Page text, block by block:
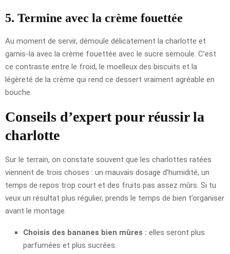
5. Termine avec la crème fouettée
Au moment de servir, démoule délicatement la charlotte et
garnis-la avec la crème fouettée avec le sucre semoule. C’est
ce contraste entre le froid, le moelleux des biscuits et la
légèreté de la crème qui rend ce dessert vraiment agréable en
bouche.
Conseils d’expert pour réussir la
charlotte
Sur le terrain, on constate souvent que les charlottes ratées
viennent de trois choses : un mauvais dosage d’humidité, un
temps de repos trop court et des fruits pas assez mûrs. Si tu
veux un résultat plus régulier, prends le temps de bien t’organiser
avant le montage.
Choisis des bananes bien mûres : elles seront plus
parfumées et plus sucrées.